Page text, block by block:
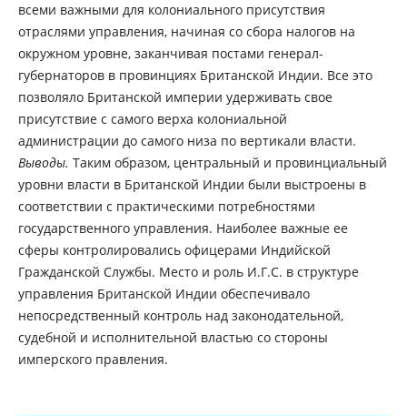
всеми важными для колониального присутствия
отраслями управления, начиная со сбора налогов на
окружном уровне, заканчивая постами генерал-
губернаторов в провинциях Британской Индии. Все это
позволяло Британской империи удерживать свое
присутствие с самого верха колониальной
администрации до самого низа по вертикали власти.
Выводы. Таким образом, центральный и провинциальный
уровни власти в Британской Индии были выстроены в
соответствии с практическими потребностями
государственного управления. Наиболее важные ее
сферы контролировались офицерами Индийской
Гражданской Службы. Место и роль И.Г.С. в структуре
управления Британской Индии обеспечивало
непосредственный контроль над законодательной,
судебной и исполнительной властью со стороны
имперского правления.